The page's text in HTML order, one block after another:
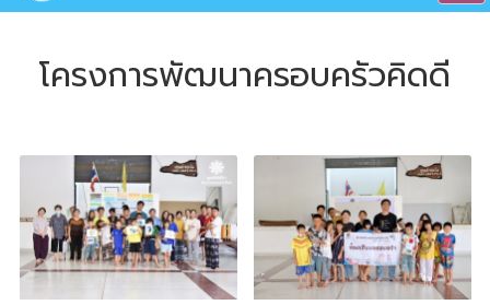
โครงการพัฒนาครอบครัวคิดดี